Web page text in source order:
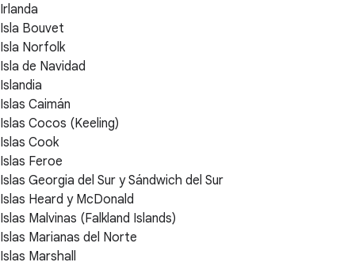
Irlanda
Isla Bouvet
Isla Norfolk
Isla de Navidad
Islandia
Islas Caimán
Islas Cocos (Keeling)
Islas Cook
Islas Feroe
Islas Georgia del Sur y Sándwich del Sur
Islas Heard y McDonald
Islas Malvinas (Falkland Islands)
Islas Marianas del Norte
Islas Marshall